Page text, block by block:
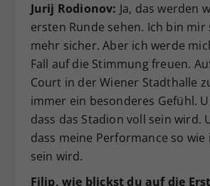
Jurij Rodionov: Ja, das werden
ersten Runde sehen. Ich bin
mehr sicher. Aber ich werde
Fall auf die Stimmung freuen.
Court in der Wiener Stadthalle
immer ein besonderes Gefühl.
dass das Stadion voll sein wird.
dass meine Performance so wie
sein wird.
Filip, wie blickst du auf die